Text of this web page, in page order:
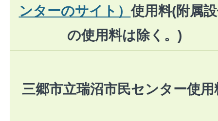
ンターのサイト）使用料(附属
の使用料は除く。)
三郷市立瑞沼市民センター使用